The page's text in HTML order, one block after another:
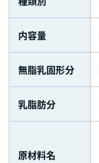
内容量
無脂乳固形分
乳脂肪分
原材料名